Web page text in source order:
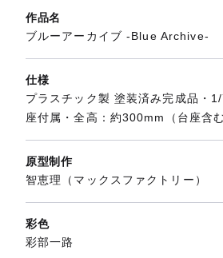
作品名
ブルーアーカイブ -Blue Archive-
仕様
プラスチック製 塗装済み完成品・
座付属・全高：約300mm（台座含む
原型制作
智恵理（マックスファクトリー）
彩色
彩部一路